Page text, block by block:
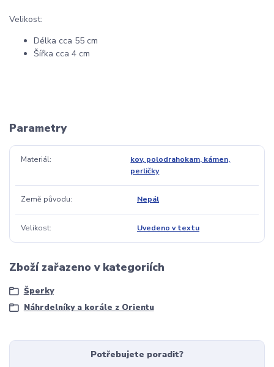
Velikost:
Délka cca 55 cm
Šířka cca 4 cm
Parametry
Materiál
kov, polodrahokam, kámen,
perličky
Země původu Nepál
Velikost Uvedeno v textu
Zboží zařazeno v kategoriích
Šperky
Náhrdelníky a korále z Orientu
Potřebujete poradit?